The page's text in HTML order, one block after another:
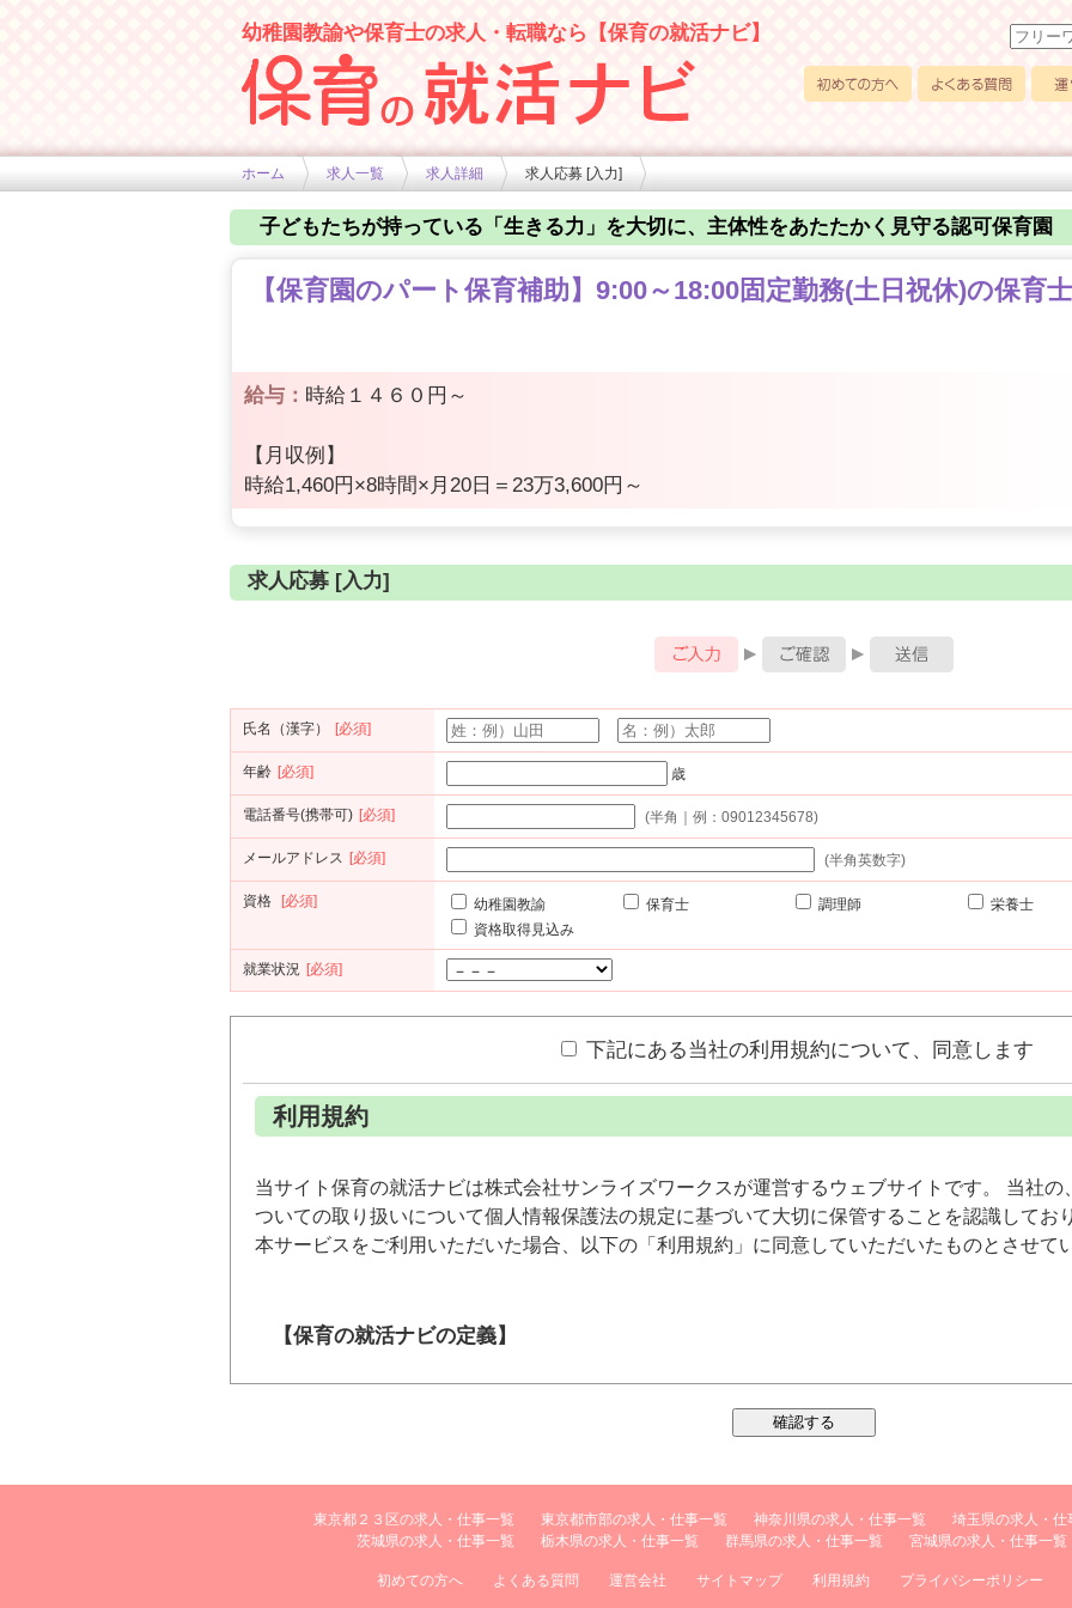
幼稚園教諭や保育士の求人・転職なら【保育の就活ナビ】
ホーム 求人一覧 求人詳細 求人応募 [入力]
子どもたちが持っている「生きる力」を大切に、主体性をあたたかく見守る認可保育園
【保育園のパート保育補助】9:00～18:00固定勤務(土日祝休)の保育
給与： 時給１４６０円～
【月収例】
時給1,460円×8時間×月20日＝23万3,600円～
求人応募 [入力]
入力
氏名（漢字） [必須]
年齢 [必須] 歳
電話番号(携帯可) [必須] (半角｜例：09012345678)
メールアドレス [必須] (半角英数字)
資格 [必須] 幼稚園教諭 保育士 調理師
栄養士
資格取得見込み
就業状況 [必須]
下記にある当社の利用規約について、同意します
利用規約
当サイト保育の就活ナビは株式会社サンライズワークスが運営するウェブサイトです。 当社
ついての取り扱いについて個人情報保護法の規定に基づいて大切に保管することを認識してお
本サービスをご利用いただいた場合、以下の「利用規約」に同意していただいたものとさせて
【保育の就活ナビの定義】
保育の就活ナビとは、株式会社サンライズワークスが運営する、インターネット・モ
索サイト及び、それに関連するサービスの総称です。
【利用規約の範囲】
本利用規約は保育の就活ナビが提供するすべてのサービスに対して適用されます。
東京都２３区の求人・仕事一覧 東京都市部の求人・仕事一覧 神奈川県の求人・仕事一覧
埼玉県の求人・仕
茨城県の求人・仕事一覧
栃木県の求人・仕事一覧 群馬県の求人・仕事一覧 宮城県の求人・仕事一覧
初めての方へ よくある質問 運営会社 サイトマップ 利用規約 プライバシーポリシー